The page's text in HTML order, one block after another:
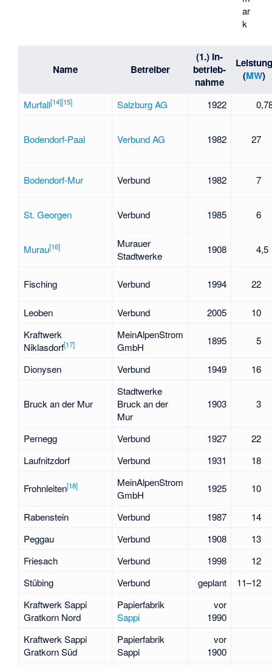
ar
k
Name Betreiber
(1.) In­
betrieb­
nahme
(MW)
Murfall[14][15] Salzburg AG 1922
Bodendorf-Paal Verbund AG 1982 27
Bodendorf-Mur Verbund 1982 7
St. Georgen Verbund 1985 6
Murau[16]
Murauer
Stadtwerke
1908 4,5
Fisching Verbund 1994 22
Leoben Verbund 2005
10
Kraftwerk
Niklasdorf[17]
MeinAlpenStrom
GmbH
1895 5
Dionysen Verbund 1949 16
Bruck an der Mur
Stadtwerke
Bruck an der
Mur
1903 3
Pernegg Verbund 1927
22
Laufnitzdorf
Verbund 1931 18
Frohnleiten[18]
MeinAlpenStrom
GmbH
1925 10
Rabenstein Verbund 1987
14
Peggau
Verbund 1908
13
Friesach
Verbund 1998
12
Stübing
Verbund geplant
11–12
Kraftwerk Sappi
Gratkorn Nord
Papierfabrik
Sappi
vor
1990
Kraftwerk Sappi
Gratkorn Süd
Papierfabrik
Sappi
vor
1900